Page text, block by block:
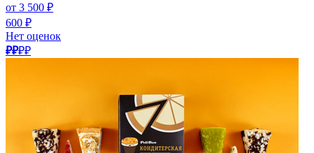
от 3 500 ₽
600 ₽
Нет оценок
₽₽₽₽